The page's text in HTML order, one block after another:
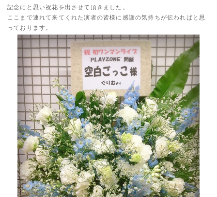
記念にと思い祝花を出させて頂きました。
ここまで連れて来てくれた演者の皆様に感謝の気持ちが伝わればと思
っております。